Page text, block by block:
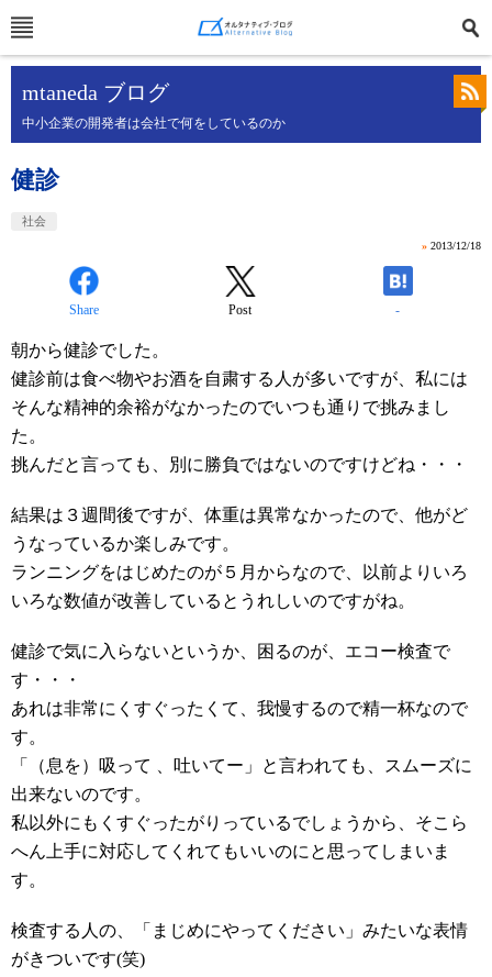
mtaneda ブログ
中小企業の開発者は会社で何をしているのか
健診
社会
» 2013/12/18
Share Post -
朝から健診でした。
健診前は食べ物やお酒を自粛する人が多いですが、私には
そんな精神的余裕がなかったのでいつも通りで挑みまし
た。
挑んだと言っても、別に勝負ではないのですけどね・・・
結果は３週間後ですが、体重は異常なかったので、他がど
うなっているか楽しみです。
ランニングをはじめたのが５月からなので、以前よりいろ
いろな数値が改善しているとうれしいのですがね。
健診で気に入らないというか、困るのが、エコー検査で
す・・・
あれは非常にくすぐったくて、我慢するので精一杯なので
す。
「（息を）吸って 、吐いてー」と言われても、スムーズに
出来ないのです。
私以外にもくすぐったがりっているでしょうから、そこら
へん上手に対応してくれてもいいのにと思ってしまいま
す。
検査する人の、「まじめにやってください」みたいな表情
がきついです(笑)